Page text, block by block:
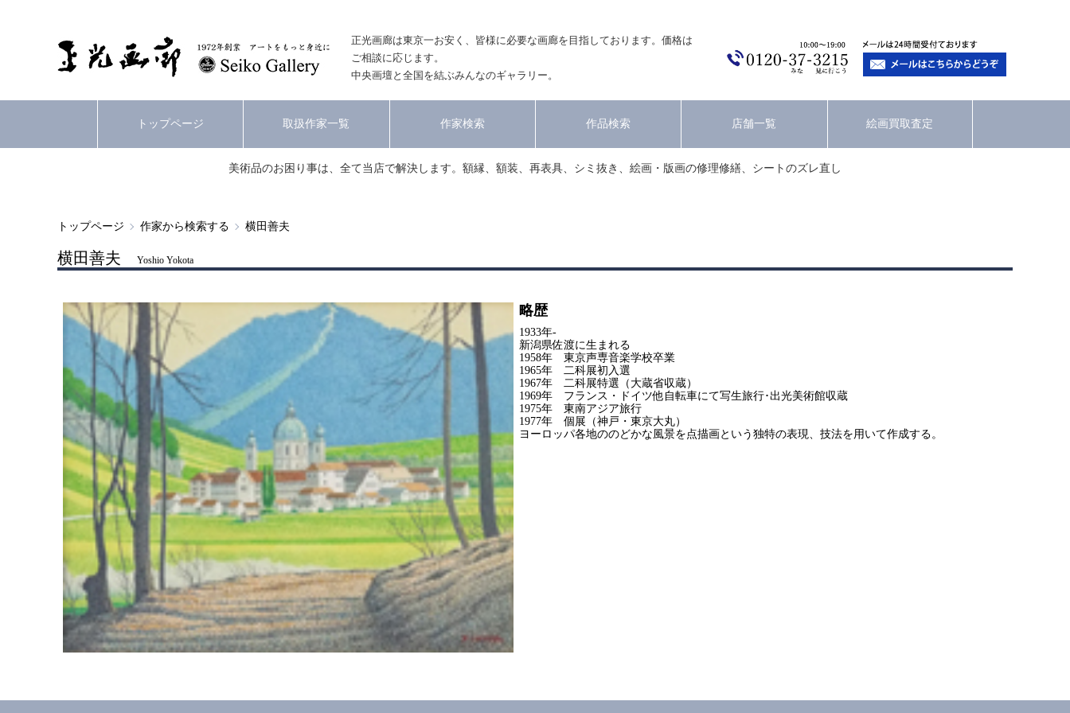
正光画廊は東京一お安く、皆様に必要な画廊を目指しております。価格は
ご相談に応じます。
中央画壇と全国を結ぶみんなのギャラリー。
トップページ 取扱作家一覧 作家検索 作品検索 店舗一覧 絵画買取査定
美術品のお困り事は、全て当店で解決します。額縁、額装、再表具、シミ抜き、絵画・版画の修理修繕、シートのズレ直し
トップページ 作家から検索する 横田善夫
横田善夫 Yoshio Yokota
略歴
1933年-
新潟県佐渡に生まれる
1958年 東京声専音楽学校卒業
1965年 二科展初入選
1967年 二科展特選（大蔵省収蔵）
1969年 フランス・ドイツ他自転車にて写生旅行･出光美術館収蔵
1975年 東南アジア旅行
1977年 個展（神戸・東京大丸）
ヨーロッパ各地ののどかな風景を点描画という独特の表現、技法を用いて作成する。